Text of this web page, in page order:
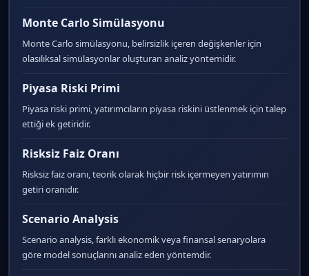
Monte Carlo Simülasyonu
Monte Carlo simülasyonu, belirsizlik içeren değişkenler için
olasılıksal simülasyonlar oluşturan analiz yöntemidir.
Piyasa Riski Primi
Piyasa riski primi, yatırımcıların piyasa riskini üstlenmek için talep
ettiği ek getiridir.
Risksiz Faiz Oranı
Risksiz faiz oranı, teorik olarak hiçbir risk içermeyen yatırımın
getiri oranıdır.
Scenario Analysis
Scenario analysis, farklı ekonomik veya finansal senaryolara
göre model sonuçlarını analiz eden yöntemdir.